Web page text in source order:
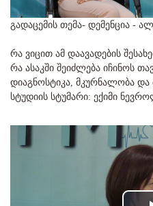
გადაცემის თემა- დემენცია -
რა ვიცით ამ დაავადების
რა ასაკში შეიძლება იჩინოს
დიაგნოსტიკა, მკურნალობა და
სტუდიის სტუმარი: ექიმი